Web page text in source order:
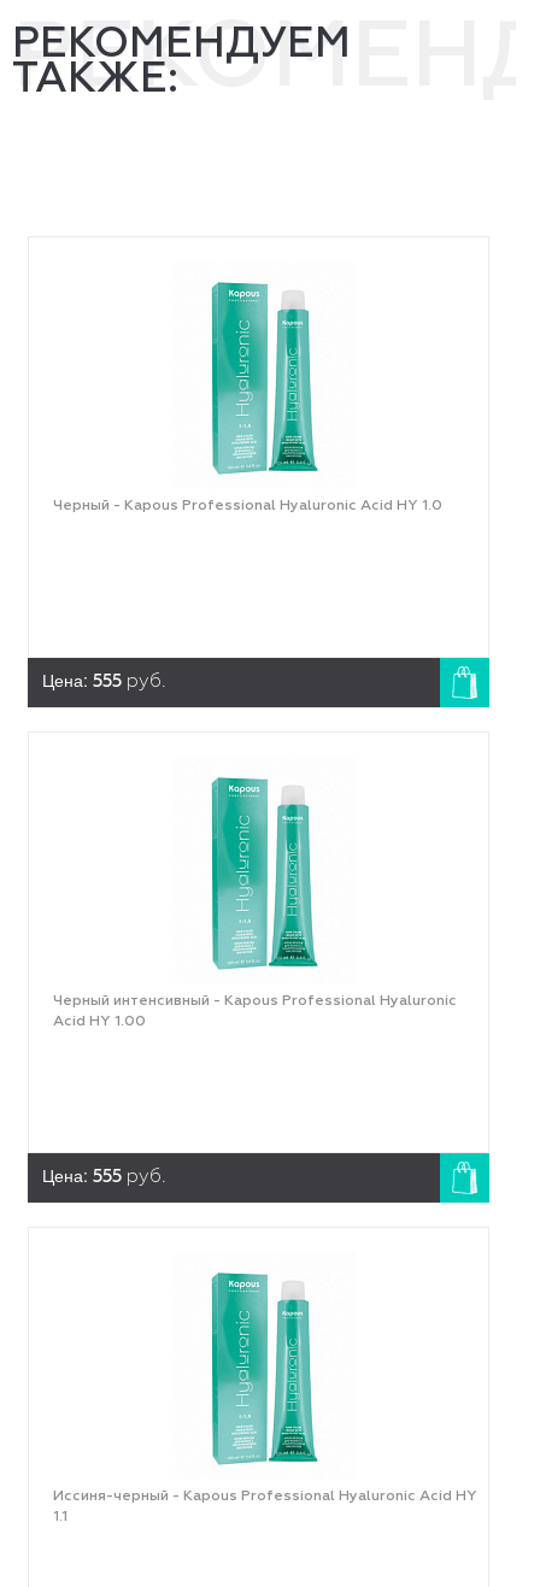
РЕКОМЕНДУЕМ
ТАКЖЕ:
Черный - Kapous Professional Hyaluronic Acid HY 1.0
Цена: 555 руб.
Черный интенсивный - Kapous Professional Hyaluronic
Acid HY 1.00
Цена: 555 руб.
Иссиня-черный - Kapous Professional Hyaluronic Acid HY
1.1